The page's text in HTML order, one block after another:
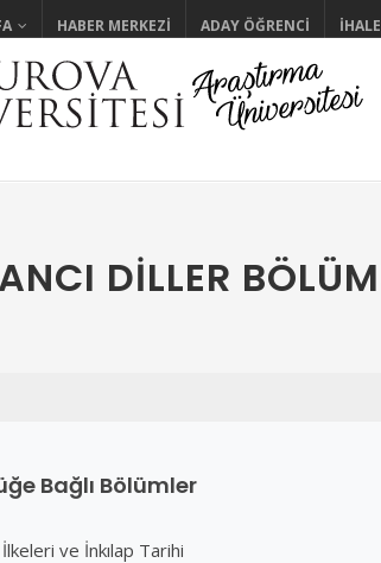
HABER MERKEZI ADAY ÖĞRENCI
DILLER
Bağlı Bölümler
ve İnkılap Tarihi